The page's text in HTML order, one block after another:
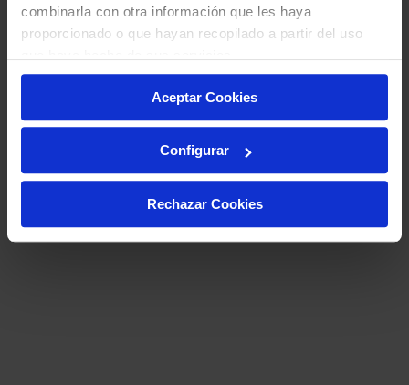
combinarla con otra información que les haya
proporcionado o que hayan recopilado a partir del uso
Aceptar Cookies
Configurar
Rechazar Cookies